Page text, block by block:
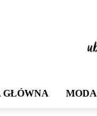
GŁÓWNA MODA